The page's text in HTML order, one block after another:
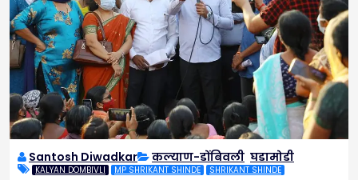
Santosh Diwadkar कल्याण-डोंबिवली घडामोडी
KALYAN DOMBIVLI MP SHRIKANT SHINDE SHRIKANT SHINDE